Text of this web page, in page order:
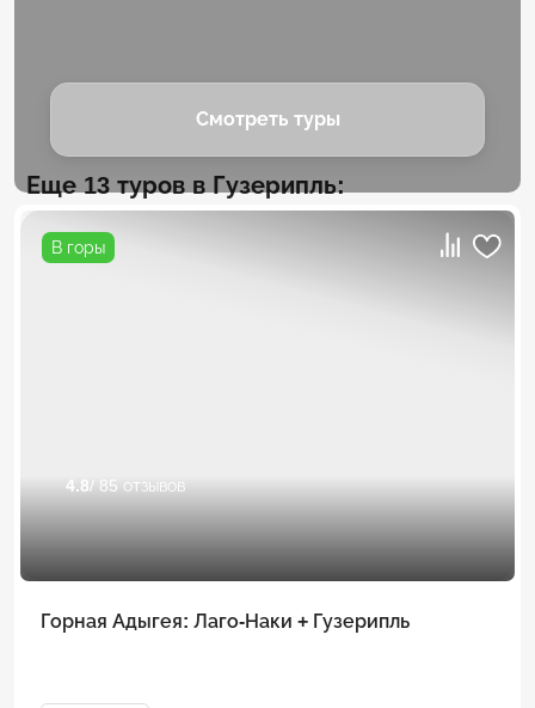
Смотреть туры
Еще 13 туров в Гузерипль:
В горы
4.8/ 85 отзывов
Горная Адыгея: Лаго-Наки + Гузерипль